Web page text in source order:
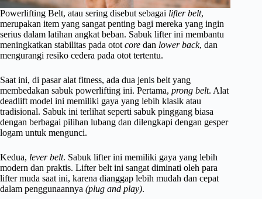
Powerlifting Belt, atau sering disebut sebagai lifter belt,
merupakan item yang sangat penting bagi mereka yang ingin
serius dalam latihan angkat beban. Sabuk lifter ini membantu
meningkatkan stabilitas pada otot core dan lower back, dan
mengurangi resiko cedera pada otot tertentu.
Saat ini, di pasar alat fitness, ada dua jenis belt yang
membedakan sabuk powerlifting ini. Pertama, prong belt. Alat
deadlift model ini memiliki gaya yang lebih klasik atau
tradisional. Sabuk ini terlihat seperti sabuk pinggang biasa
dengan berbagai pilihan lubang dan dilengkapi dengan gesper
logam untuk mengunci.
Kedua, lever belt. Sabuk lifter ini memiliki gaya yang lebih
modern dan praktis. Lifter belt ini sangat diminati oleh para
lifter muda saat ini, karena dianggap lebih mudah dan cepat
dalam penggunaannya (plug and play).